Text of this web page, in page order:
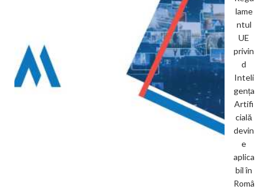
lame
ntul
UE
privin
d
Inteli
gența
Artifi
cială
devin
e
aplica
bil în
Româ